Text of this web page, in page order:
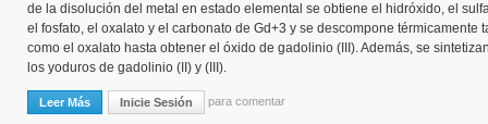
de la disolución del metal en estado elemental se obtiene el hidróxido, el
el fosfato, el oxalato y el carbonato de Gd+3 y se descompone térmicamente
como el oxalato hasta obtener el óxido de gadolinio (III). Además, se
los yoduros de gadolinio (II) y (III).
Leer Más Sobre Uso Del Óxido Y Del Hidróxido De Gadolinio, Así Como De
Inicie Sesión para comentar